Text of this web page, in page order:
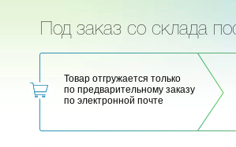
Под заказ со склада
Товар отгружается только
по предварительному заказу
по электронной почте